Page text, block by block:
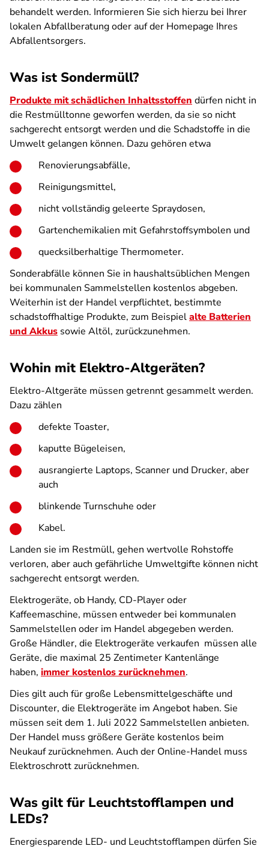
behandelt werden. Informieren Sie sich hierzu bei Ihrer
lokalen Abfallberatung oder auf der Homepage Ihres
Abfallentsorgers.
Was ist Sondermüll?
Produkte mit schädlichen Inhaltsstoffen dürfen nicht in
die Restmülltonne geworfen werden, da sie so nicht
sachgerecht entsorgt werden und die Schadstoffe in die
Umwelt gelangen können. Dazu gehören etwa
Renovierungsabfälle,
Reinigungsmittel,
nicht vollständig geleerte Spraydosen,
Gartenchemikalien mit Gefahrstoffsymbolen und
quecksilberhaltige Thermometer.
Sonderabfälle können Sie in haushaltsüblichen Mengen
bei kommunalen Sammelstellen kostenlos abgeben.
Weiterhin ist der Handel verpflichtet, bestimmte
schadstoffhaltige Produkte, zum Beispielalte Batterien
und Akkus sowie Altöl, zurückzunehmen.
Wohin mit Elektro-Altgeräten?
Elektro-Altgeräte müssen getrennt gesammelt werden.
Dazu zählen
defekte Toaster,
kaputte Bügeleisen,
ausrangierte Laptops, Scanner und Drucker, aber
auch
blinkende Turnschuhe oder
Kabel.
Landen sie im Restmüll, gehen wertvolle Rohstoffe
verloren, aber auch gefährliche Umweltgifte können nicht
sachgerecht entsorgt werden.
Elektrogeräte, ob Handy, CD-Player oder
Kaffeemaschine, müssen entweder bei kommunalen
Sammelstellen oder im Handel abgegeben werden.
Große Händler, die Elektrogeräte verkaufen müssen alle
Geräte, die maximal 25 Zentimeter Kantenlänge
haben, immer kostenlos zurücknehmen.
Dies gilt auch für große Lebensmittelgeschäfte und
Discounter, die Elektrogeräte im Angebot haben. Sie
müssen seit dem 1. Juli 2022 Sammelstellen anbieten.
Der Handel muss größere Geräte kostenlos beim
Neukauf zurücknehmen. Auch der Online-Handel muss
Elektroschrott zurücknehmen.
Was gilt für Leuchtstofflampen und
LEDs?
Energiesparende LED- und Leuchtstofflampen dürfen Sie